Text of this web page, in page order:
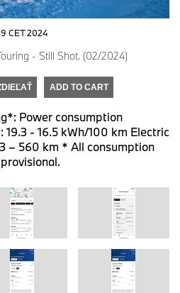
CET 2024
- Still Shot. (02/2024)
ADD TO CART
Power consumption
19.3 - 16.5 kWh/100 km Electric
– 560 km * All consumption